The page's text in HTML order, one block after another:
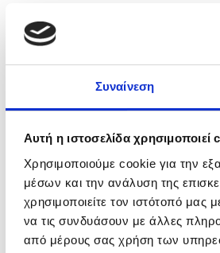
Συναίνεση
Αυτή η ιστοσελίδα χρησιμοποιεί
Χρησιμοποιούμε cookie για την
μέσων και την ανάλυση της
χρησιμοποιείτε τον ιστότοπό
να τις συνδυάσουν με άλλες
από μέρους σας χρήση των